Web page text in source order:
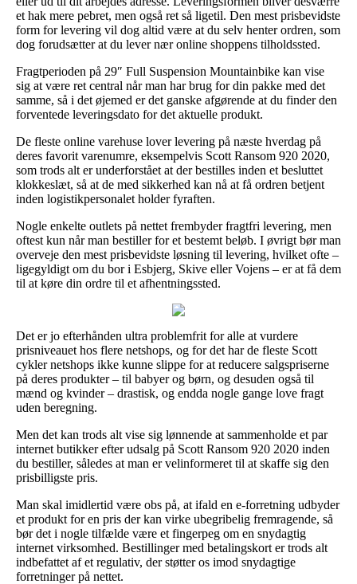
et hak mere pebret, men også ret så ligetil. Den mest prisbevidste
form for levering vil dog altid være at du selv henter ordren, som
dog forudsætter at du lever nær online shoppens tilholdssted.
Fragtperioden på 29″ Full Suspension Mountainbike kan vise
sig at være ret central når man har brug for din pakke med det
samme, så i det øjemed er det ganske afgørende at du finder den
forventede leveringsdato for det aktuelle produkt.
De fleste online varehuse lover levering på næste hverdag på
deres favorit varenumre, eksempelvis Scott Ransom 920 2020,
som trods alt er underforstået at der bestilles inden et besluttet
klokkeslæt, så at de med sikkerhed kan nå at få ordren betjent
inden logistikpersonalet holder fyraften.
Nogle enkelte outlets på nettet frembyder fragtfri levering, men
oftest kun når man bestiller for et bestemt beløb. I øvrigt bør man
overveje den mest prisbevidste løsning til levering, hvilket ofte –
ligegyldigt om du bor i Esbjerg, Skive eller Vojens – er at få dem
til at køre din ordre til et afhentningssted.
Det er jo efterhånden ultra problemfrit for alle at vurdere
prisniveauet hos flere netshops, og for det har de fleste Scott
cykler netshops ikke kunne slippe for at reducere salgspriserne
på deres produkter – til babyer og børn, og desuden også til
mænd og kvinder – drastisk, og endda nogle gange love fragt
uden beregning.
Men det kan trods alt vise sig lønnende at sammenholde et par
internet butikker efter udsalg på Scott Ransom 920 2020 inden
du bestiller, således at man er velinformeret til at skaffe sig den
prisbilligste pris.
Man skal imidlertid være obs på, at ifald en e-forretning udbyder
et produkt for en pris der kan virke ubegribelig fremragende, så
bør det i nogle tilfælde være et fingerpeg om en snydagtig
internet virksomhed. Bestillinger med betalingskort er trods alt
indbefattet af et regulativ, der støtter os imod snydagtige
forretninger på nettet.